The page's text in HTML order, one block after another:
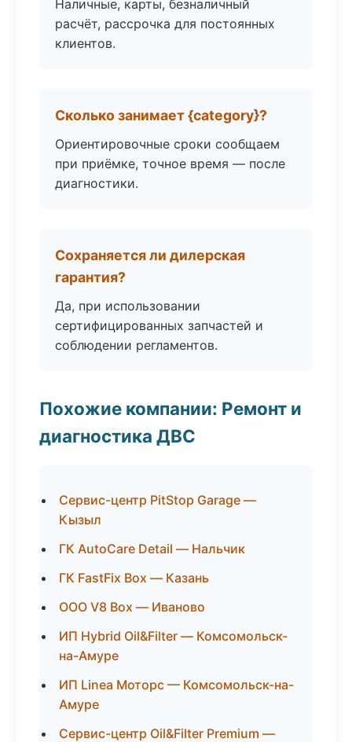
Наличные, карты, безналичный
расчёт, рассрочка для постоянных
клиентов.
Сколько занимает {category}?
Ориентировочные сроки сообщаем
при приёмке, точное время — после
диагностики.
Сохраняется ли дилерская
гарантия?
Да, при использовании
сертифицированных запчастей и
соблюдении регламентов.
Похожие компании: Ремонт и
диагностика ДВС
Сервис-центр PitStop Garage —
Кызыл
ГК AutoCare Detail — Нальчик
ГК FastFix Box — Казань
ООО V8 Box — Иваново
ИП Hybrid Oil&Filter — Комсомольск-
на-Амуре
ИП Linea Моторс — Комсомольск-на-
Амуре
Сервис-центр Oil&Filter Premium —